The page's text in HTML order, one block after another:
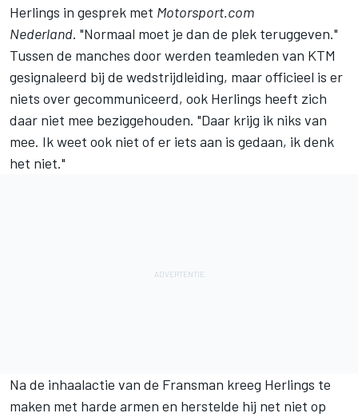
Herlings in gesprek met Motorsport.com
Nederland. "Normaal moet je dan de plek teruggeven."
Tussen de manches door werden teamleden van KTM
gesignaleerd bij de wedstrijdleiding, maar officieel is er
niets over gecommuniceerd, ook Herlings heeft zich
daar niet mee beziggehouden. "Daar krijg ik niks van
mee. Ik weet ook niet of er iets aan is gedaan, ik denk
het niet."
Na de inhaalactie van de Fransman kreeg Herlings te
maken met harde armen en herstelde hij net niet op